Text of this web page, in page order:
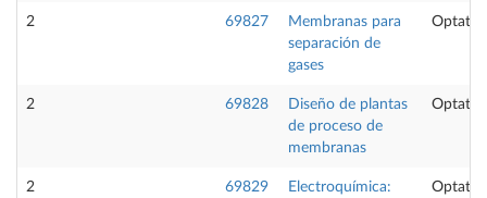
2 69827
Membranas para
separación de
gases
2 69828
Diseño de plantas
de proceso de
membranas
2 69829
Electroquímica: